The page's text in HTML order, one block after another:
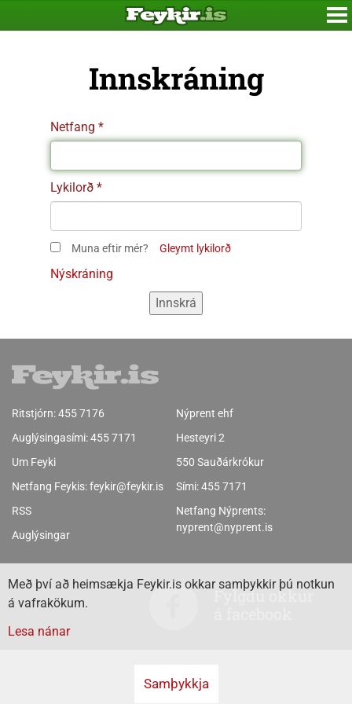
Innskráning
Netfang
Lykilorð
Muna eftir mér? Gleymt lykilorð
Nýskráning
Ritstjórn:455 7176
Auglýsingasími:455 7171
Um Feyki
Netfang Feykis:feykir@feykir.is
RSS
Auglýsingar
Nýprent ehf
Hesteyri 2
550 Sauðárkrókur
Sími:455 7171
Netfang Nýprents:
nyprent@nyprent.is
Fylgdu okkur
Með því að heimsækja Feykir.is okkar samþykkir þú notkun
á vafrakökum.
Lesa nánar
Samþykkja